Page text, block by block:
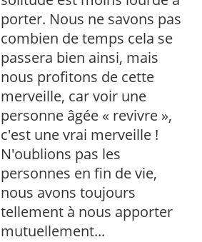
porter. Nous ne savons pas
combien de temps cela se
passera bien ainsi, mais
nous profitons de cette
merveille, car voir une
personne âgée « revivre »,
c'est une vrai merveille !
N'oublions pas les
personnes en fin de vie,
nous avons toujours
tellement à nous apporter
mutuellement...